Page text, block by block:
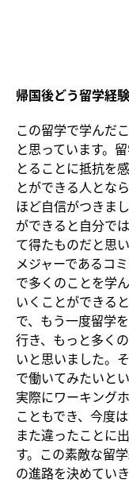
帰国後どう留学経
この留学で学んだ
と思っています。
とることに抵抗を
とができる人とな
ほど自信がつきま
ができると自分で
て得たものだと思
メジャーであるコ
で多くのことを学
いくことができる
で、もう一度留学
行き、もっと多く
いと思いました。
で働いてみたいと
実際にワーキング
こともでき、今度
また違ったことに
す。この素敵な留
の進路を決めてい